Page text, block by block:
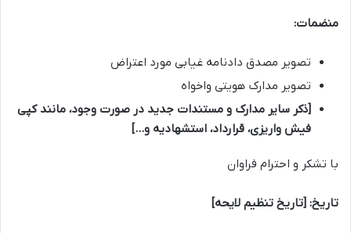
منضمات:
تصویر مصدق دادنامه غیابی مورد اعتراض
تصویر مدارک هویتی واخواه
[ذکر سایر مدارک و مستندات جدید در صورت وجود، مانند کپی
فیش واریزی، قرارداد، استشهادیه و…]
با تشکر و احترام فراوان
تاریخ: [تاریخ تنظیم لایحه]